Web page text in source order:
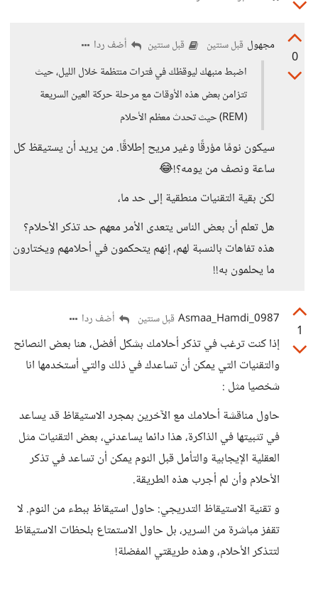
0
مجهول قبل سنتين قبل سنتين
أضف ردا
اضبط منبهك ليوقظك في فترات منتظمة خلال الليل، حيث
تتزامن بعض هذه الأوقات مع مرحلة حركة العين السريعة
(REM) حيث تحدث معظم الأحلام
سيكون نومًا مؤرقًا وغير مريح إطلاقًا. من يريد أن يستيقظ كل
ساعة ونصف من يومه؟!😂
لكن بقية التقنيات منطقية إلى حد ما،
هل تعلم أن بعض الناس يتعدى الأمر معهم حد تذكر الأحلام؟
هذه تفاهات بالنسبة لهم، إنهم يتحكمون في أحلامهم ويختارون
ما يحلمون به!!
1
Asmaa_Hamdi_0987 قبل سنتين أضف ردا
إذا كنت ترغب في تذكر أحلامك بشكل أفضل، هنا بعض النصائح
والتقنيات التي يمكن أن تساعدك في ذلك والتي أستخدمها انا
شخصيا مثل :
حاول مناقشة أحلامك مع الآخرين بمجرد الاستيقاظ قد يساعد
في تثبيتها في الذاكرة، هذا دائما يساعدني، بعض التقنيات مثل
العقلية الإيجابية والتأمل قبل النوم يمكن أن تساعد في تذكر
الأحلام وأن لم أجرب هذه الطريقة.
و تقنية الاستيقاظ التدريجي: حاول استيقاظ ببطء من النوم. لا
تقفز مباشرة من السرير، بل حاول الاستمتاع بلحظات الاستيقاظ
لتتذكر الأحلام، وهذه طريقتي المفضلة!